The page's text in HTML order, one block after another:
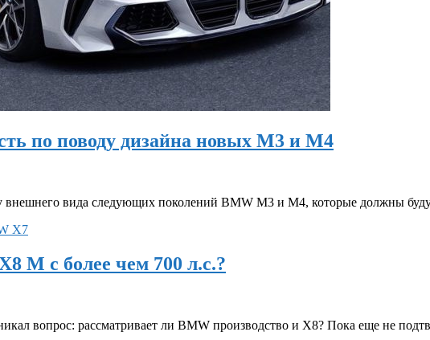
по поводу дизайна новых М3 и М4
вида следующих поколений BMW M3 и М4, которые должны
M с более чем 700 л.с.?
вопрос: рассматривает ли BMW производство и X8? Пока еще не